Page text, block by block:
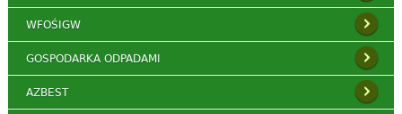
WFOŚIGW
GOSPODARKA ODPADAMI
AZBEST